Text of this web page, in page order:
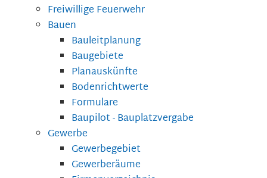
Freiwillige Feuerwehr
Bauen
Bauleitplanung
Baugebiete
Planauskünfte
Bodenrichtwerte
Formulare
Baupilot - Bauplatzvergabe
Gewerbe
Gewerbegebiet
Gewerberäume